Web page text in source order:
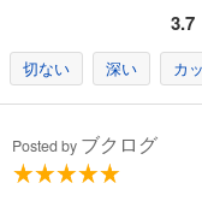
3.7
切ない 深い カ
Posted by ブクログ